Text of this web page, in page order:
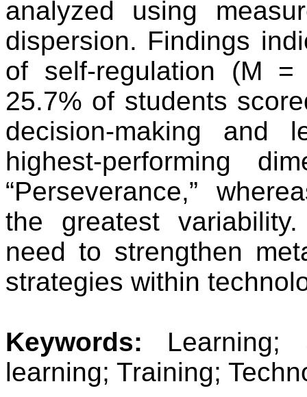
analyzed
using
dispersion. Findings
of self-regulation (M =
25.7% of students
decision-making and
highest-performing
“Perseverance,”
the
greatest variability
need to strengthen
strategies within
Keywords: Learning;
learning; Training;